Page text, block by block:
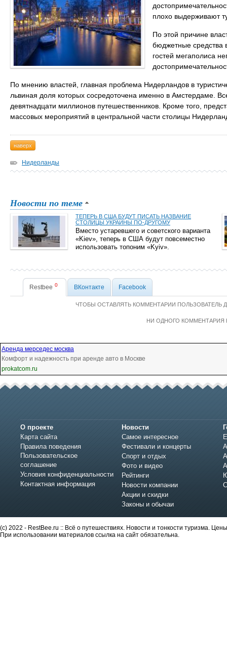
плохо выдерживают
По этой причине
бюджетные средства
гостей мегаполиса
По мнению властей, главная проблема Нидерландов в
львиная доля которых сосредоточена именно в Амстердаме.
девятнадцати миллионов путешественников. Кроме того,
массовых мероприятий в центральной части столицы
наверх
Нидерланды
Новости по теме
ТЕПЕРЬ В США БУДУТ ПИСАТЬ НАЗВАНИЕ
СТОЛИЦЫ УКРАИНЫ ПО-ДРУГОМУ
Вместо устаревшего и советского варианта
«Kiev», теперь в США будут повсеместно
использовать топоним «Kyiv».
Restbee 0 ВКонтакте Facebook
ЧТОБЫ ОСТАВЛЯТЬ КОММЕНТАРИИ
НИ ОДНОГО КОММЕНТАРИЯ
Аренда мерседес москва
Комфорт и надежность при аренде авто в Москве
prokatcom.ru
О проекте
Карта сайта
Правила поведения
Пользовательское
соглашение
Условия конфиденциальности
Контактная информация
Новости
Самое интересное
Фестивали и концерты
Спорт и отдых
Фото и видео
Рейтинги
Новости компании
Акции и скидки
Законы и обычаи
(c) 2022 - RestBee.ru :: Всё о путешествиях. Новости и тонкости туризма.
При использовании материалов ссылка на сайт обязательна.